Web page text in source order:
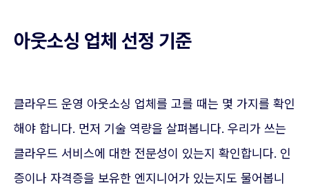
아웃소싱 업체 선정 기준
클라우드 운영 아웃소싱 업체를 고를 때는 몇 가지를 확인
해야 합니다. 먼저 기술 역량을 살펴봅니다. 우리가 쓰는
클라우드 서비스에 대한 전문성이 있는지 확인합니다. 인
증이나 자격증을 보유한 엔지니어가 있는지도 물어봅니